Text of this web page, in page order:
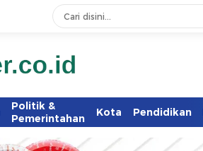
Politik &
Pemerintahan
Kota Pendidikan